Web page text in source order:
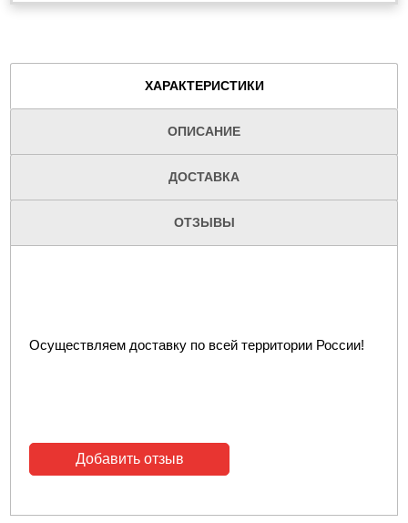
ХАРАКТЕРИСТИКИ
ОПИСАНИЕ
ДОСТАВКА
ОТЗЫВЫ
Осуществляем доставку по всей территории России!
Добавить отзыв